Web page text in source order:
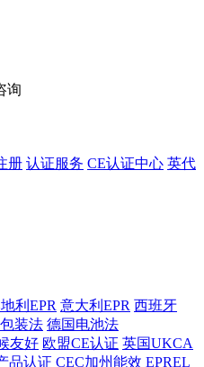
询
册 认证服务 CE认证中心 英代
利EPR 意大利EPR 西班牙
装法 德国电池法
友好 欧盟CE认证 英国UKCA
品认证 CEC加州能效 EPREL